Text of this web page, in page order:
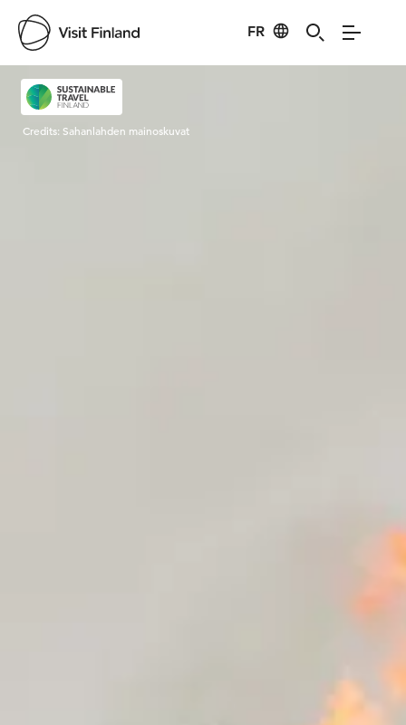
FR
Visit Finland
Credits: Sahanlahden mainoskuvat